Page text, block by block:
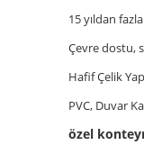
15 yıldan fazla
Çevre dostu,
Hafif Çelik
PVC, Duvar
özel